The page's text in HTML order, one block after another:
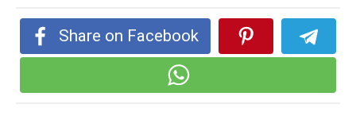
Share on Facebook